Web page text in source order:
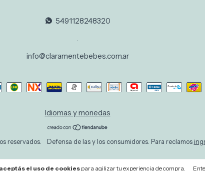
aceptás el uso de cookies para agilizar tu experiencia de compra.
5491128248320
info@claramentebebes.com.ar
Idiomas y monedas
reservados. Defensa de las y los consumidores. Para reclamos